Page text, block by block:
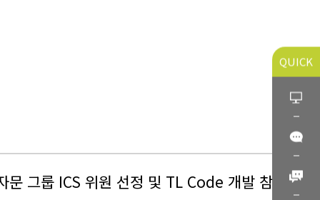
그룹 ICS 위원 선정 및 TL Code 개발 참여
QUICK